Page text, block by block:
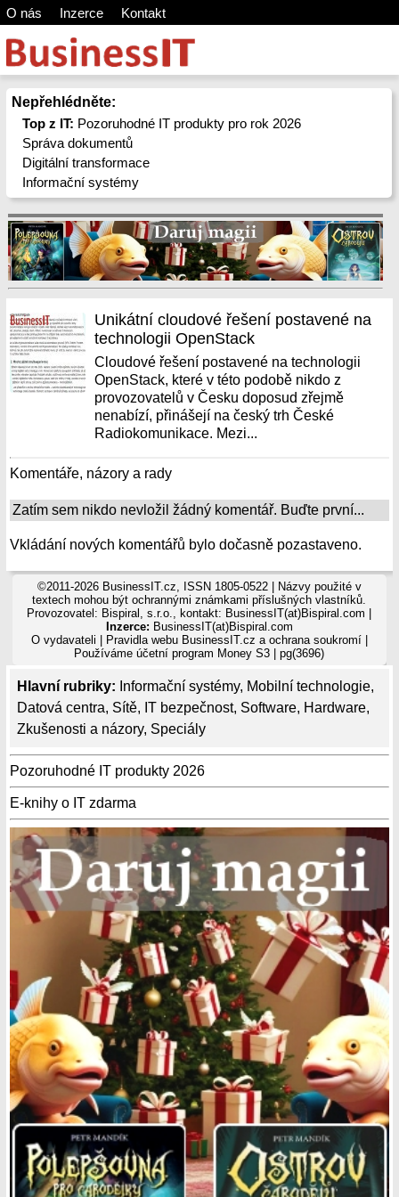
O nás Inzerce Kontakt
Nepřehlédněte:
Top z IT: Pozoruhodné IT produkty pro rok 2026
Správa dokumentů
Digitální transformace
Informační systémy
Hlavní rubriky: Informační systémy, Mobilní technologie,
Datová centra, Sítě, IT bezpečnost, Software, Hardware,
Zkušenosti a názory, Speciály
Pozoruhodné IT produkty 2026
E-knihy o IT zdarma
Unikátní cloudové řešení postavené na
technologii OpenStack
Cloudové řešení postavené na technologii
OpenStack, které v této podobě nikdo z
provozovatelů v Česku doposud zřejmě
nenabízí, přinášejí na český trh České
Radiokomunikace. Mezi...
Komentáře, názory a rady
Zatím sem nikdo nevložil žádný komentář. Buďte první...
Vkládání nových komentářů bylo dočasně pozastaveno.
©2011-2026 BusinessIT.cz, ISSN 1805-0522 | Názvy použité v
textech mohou být ochrannými známkami příslušných vlastníků.
Provozovatel: Bispiral, s.r.o., kontakt: BusinessIT(at)Bispiral.com |
Inzerce: BusinessIT(at)Bispiral.com
O vydavateli
Pravidla webu BusinessIT.cz a ochrana soukromí|
Používámeúčetní program Money S3 | pg(3696)